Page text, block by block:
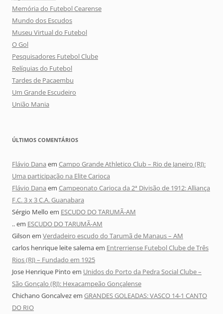
Memória do Futebol Cearense
Mundo dos Escudos
Museu Virtual do Futebol
O Gol
Pesquisadores Futebol Clube
Relíquias do Futebol
Tardes de Pacaembu
Um Grande Escudeiro
União Mania
ÚLTIMOS COMENTÁRIOS
Flávio Dana em Campo Grande Athletico Club – Rio de Janeiro (RJ):
Uma participação na Elite Carioca
Flávio Dana em Campeonato Carioca da 2ª Divisão de 1912: Alliança
F.C. 3 x 3 C.A. Guanabara
Sérgio Mello em ESCUDO DO TARUMÃ-AM
..em ESCUDO DO TARUMÃ-AM
Gilson em Verdadeiro escudo do Tarumã de Manaus – AM
carlos henrique leite salemaem Entrerriense Futebol Clube de Três
Rios (RJ) – Fundado em 1925
Jose Henrique Pinto em Unidos do Porto da Pedra Social Clube –
São Gonçalo (RJ): Hexacampeão Gonçalense
Chichano Goncalvezem GRANDES GOLEADAS: VASCO 14-1 CANTO
DO RIO